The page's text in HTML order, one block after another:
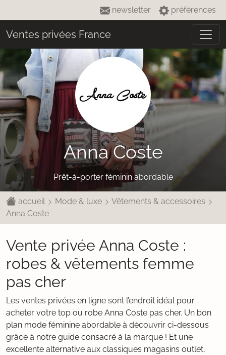
newsletter préférences
Ventes privées France
Anna Coste
Prêt-à-porter féminin abordable
accueil Mode & luxe
Vêtements & accessoires
Anna Coste
Vente privée Anna Coste :
robes & vêtements femme
pas cher
Les ventes privées en ligne sont l’endroit idéal pour
acheter votre top ou robe Anna Coste pas cher. Un bon
plan mode féminine abordable à découvrir ci-dessous
grâce à notre guide consacré à la marque ! Et une
excellente alternative aux classiques magasins outlet,